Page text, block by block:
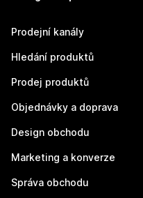
Prodejní kanály
Hledání produktů
Prodej produktů
Objednávky a doprava
Design obchodu
Marketing a konverze
Správa obchodu